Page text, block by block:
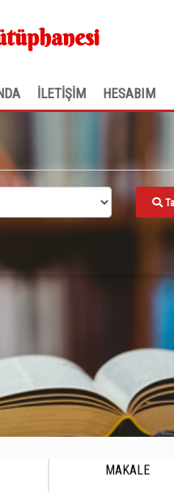
İLETİŞİM HESABIM
MAKALE